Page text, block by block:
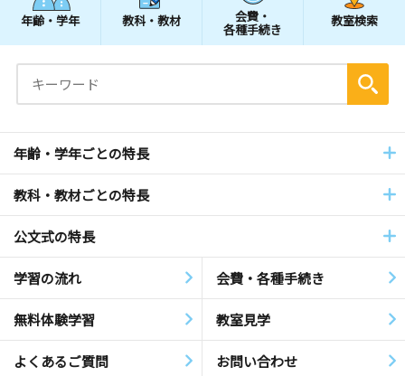
年齢・学年 教科・教材 会費・
各種手続き
教室検索
年齢・学年ごとの特長
教科・教材ごとの特長
公文式の特長
学習の流れ 会費・各種手続き
無料体験学習 教室見学
よくあるご質問 お問い合わせ